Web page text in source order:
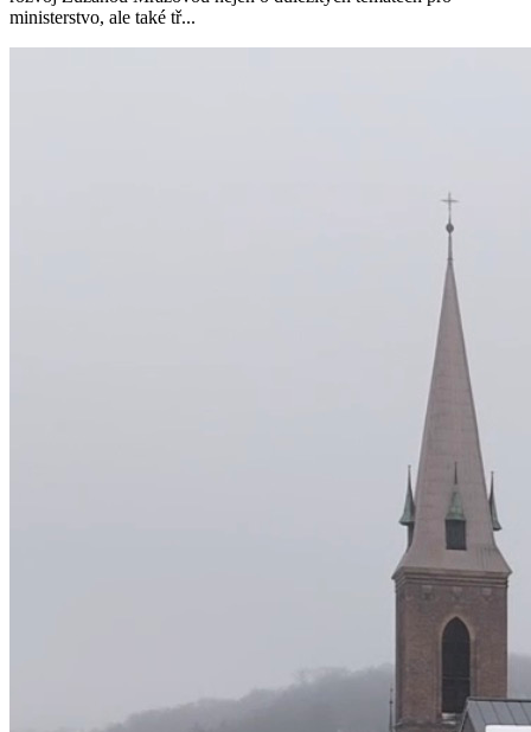
ministerstvo, ale také tř...